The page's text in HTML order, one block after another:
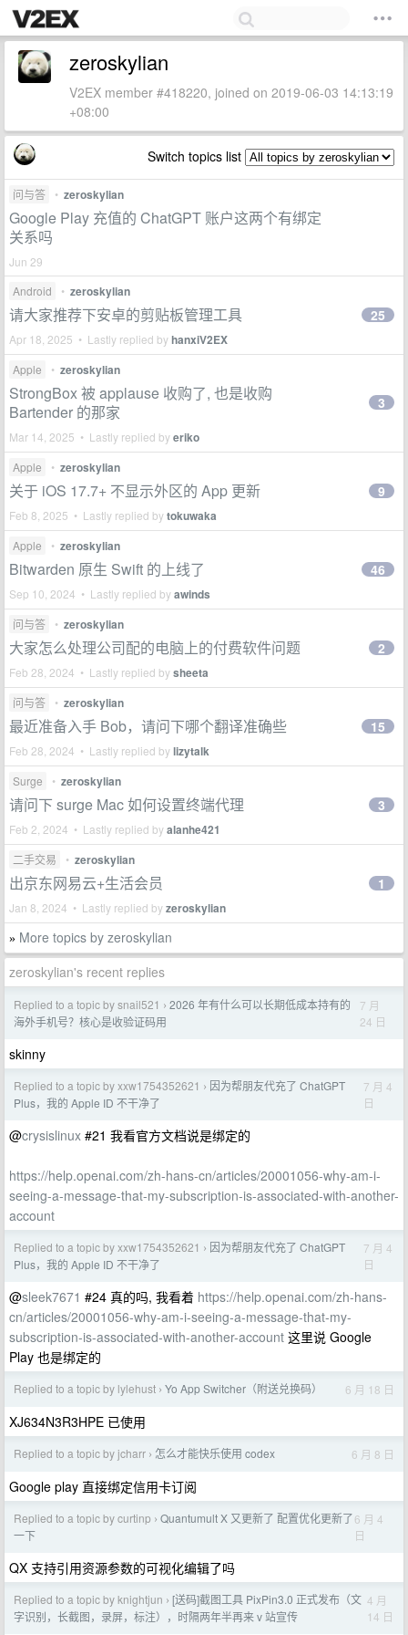
zeroskylian
V2EX member #418220, joined on 2019-06-03 14:13:19
+08:00
Switch topics list
问与答 • zeroskylian
Google Play 充值的 ChatGPT 账户这两个有绑定
关系吗
Jun 29
Android
• zeroskylian
请大家推荐下安卓的剪贴板管理工具
Apr 18, 2025 • Lastly replied byhanxiV2EX
25
Apple • zeroskylian
StrongBox 被 applause 收购了, 也是收购
Bartender 的那家
Mar 14, 2025 • Lastly replied byeriko
3
Apple • zeroskylian
关于 iOS 17.7+ 不显示外区的 App 更新
Feb 8, 2025 • Lastly replied bytokuwaka
9
Apple • zeroskylian
Bitwarden 原生 Swift 的上线了
Sep 10, 2024 • Lastly replied byawinds
46
问与答 • zeroskylian
大家怎么处理公司配的电脑上的付费软件问题
Feb 28, 2024 • Lastly replied bysheeta
2
问与答 • zeroskylian
最近准备入手 Bob，请问下哪个翻译准确些
Feb 28, 2024 • Lastly replied bylizytalk
15
Surge • zeroskylian
请问下 surge Mac 如何设置终端代理
Feb 2, 2024 • Lastly replied byalanhe421
3
二手交易 • zeroskylian
出京东网易云+生活会员
Jan 8, 2024 • Lastly replied byzeroskylian
1
» More topics by zeroskylian
zeroskylian's recent replies
Replied to a topic by snail521 › 2026 年有什么可以长期低成本持有的
海外手机号？核心是收验证码用
7 月
24 日
skinny
Replied to a topic by xxw1754352621 › 因为帮朋友代充了 ChatGPT
Plus，我的 Apple ID 不干净了
7 月 4
日
@crysislinux #21 我看官方文档说是绑定的
https://help.openai.com/zh-hans-cn/articles/20001056-why-am-i-
seeing-a-message-that-my-subscription-is-associated-with-another-
account
Replied to a topic by xxw1754352621 › 因为帮朋友代充了 ChatGPT
Plus，我的 Apple ID 不干净了
7 月 4
日
@sleek7671 #24 真的吗, 我看着 https://help.openai.com/zh-hans-
cn/articles/20001056-why-am-i-seeing-a-message-that-my-
subscription-is-associated-with-another-account 这里说 Google
Play 也是绑定的
Replied to a topic by lylehust › Yo App Switcher（附送兑换码） 6 月 18 日
XJ634N3R3HPE 已使用
Replied to a topic by jcharr › 怎么才能快乐使用 codex 6 月 8 日
Google play 直接绑定信用卡订阅
Replied to a topic by curtinp › Quantumult X 又更新了 配置优化更新了
一下
6 月 4
日
QX 支持引用资源参数的可视化编辑了吗
Replied to a topic by knightjun › [送码]截图工具 PixPin3.0 正式发布（文
字识别，长截图，录屏，标注），时隔两年半再来 v 站宣传
4 月
14 日